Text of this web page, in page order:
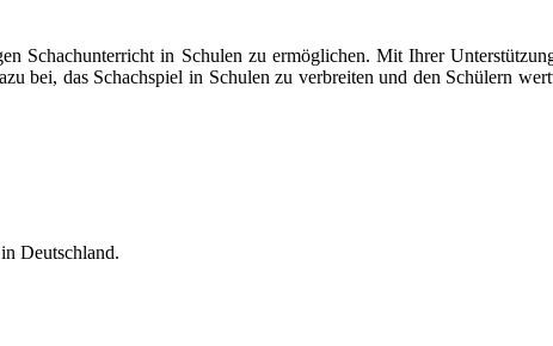
Schachunterricht in Schulen zu ermöglichen. Mit Ihrer
bei, das Schachspiel in Schulen zu verbreiten und den Schülern
Deutschland.